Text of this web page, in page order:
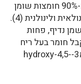
(3). שומנים 7-9%, הכוללים למעלה מ-90% חומצות שומן
בלתי רוויות, בעיקר חומצה אולאית, לינולאית ולינולנית (4).
נדיף, פחות
חומר בעל ריח
וטעם מודגשים ואופייניים. החומר הוא3-hydroxy-4,5-